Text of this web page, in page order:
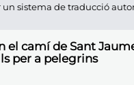
sistema de traducció
el camí de Sant
per a pelegrins